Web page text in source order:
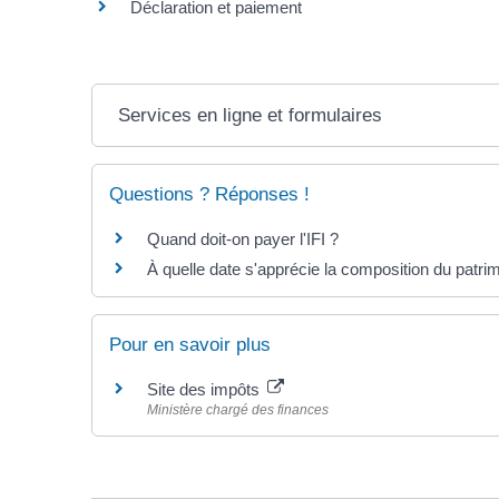
Déclaration et paiement
Services en ligne et formulaires
Questions ? Réponses !
Quand doit-on payer l'IFI ?
À quelle date s'apprécie la composition du
Pour en savoir plus
Site des impôts
Ministère chargé des finances